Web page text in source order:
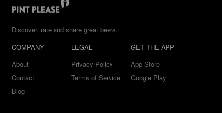
Discover, rate and share great beers.
COMPANY
About
Contact
Blog
LEGAL
Privacy Policy
Terms of Service
GET THE APP
App Store
Google Play